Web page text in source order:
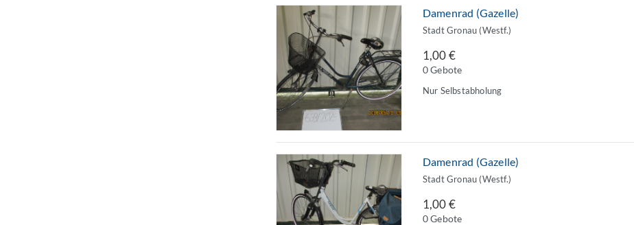
Damenrad (Gazelle)
Stadt Gronau (Westf.)
1,00 €
0 Gebote
Nur Selbstabholung
Damenrad (Gazelle)
Stadt Gronau (Westf.)
1,00 €
0 Gebote